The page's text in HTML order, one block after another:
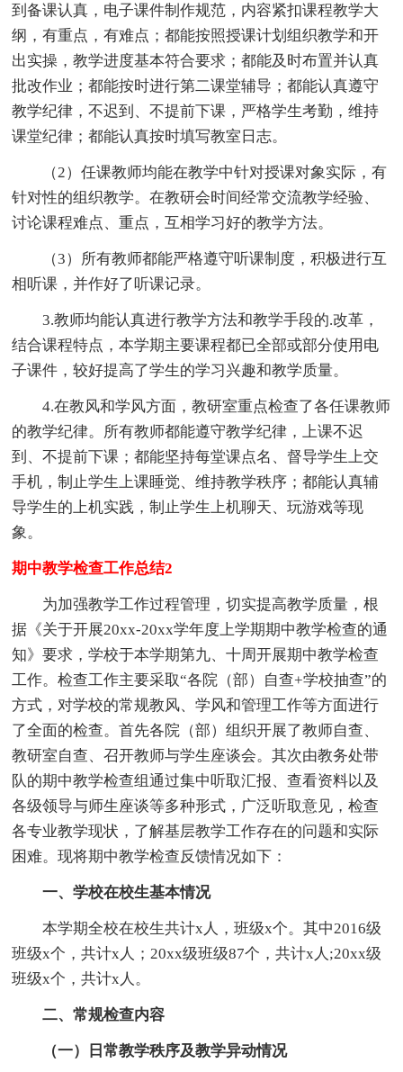
到备课认真，电子课件制作规范，内容紧扣课程教学大
纲，有重点，有难点；都能按照授课计划组织教学和开
出实操，教学进度基本符合要求；都能及时布置并认真
批改作业；都能按时进行第二课堂辅导；都能认真遵守
教学纪律，不迟到、不提前下课，严格学生考勤，维持
课堂纪律；都能认真按时填写教室日志。
（2）任课教师均能在教学中针对授课对象实际，有
针对性的组织教学。在教研会时间经常交流教学经验、
讨论课程难点、重点，互相学习好的教学方法。
（3）所有教师都能严格遵守听课制度，积极进行互
相听课，并作好了听课记录。
3.教师均能认真进行教学方法和教学手段的.改革，
结合课程特点，本学期主要课程都已全部或部分使用电
子课件，较好提高了学生的学习兴趣和教学质量。
4.在教风和学风方面，教研室重点检查了各任课教师
的教学纪律。所有教师都能遵守教学纪律，上课不迟
到、不提前下课；都能坚持每堂课点名、督导学生上交
手机，制止学生上课睡觉、维持教学秩序；都能认真辅
导学生的上机实践，制止学生上机聊天、玩游戏等现
象。
期中教学检查工作总结2
为加强教学工作过程管理，切实提高教学质量，根
据《关于开展20xx-20xx学年度上学期期中教学检查的通
知》要求，学校于本学期第九、十周开展期中教学检查
工作。检查工作主要采取“各院（部）自查+学校抽查”的
方式，对学校的常规教风、学风和管理工作等方面进行
了全面的检查。首先各院（部）组织开展了教师自查、
教研室自查、召开教师与学生座谈会。其次由教务处带
队的期中教学检查组通过集中听取汇报、查看资料以及
各级领导与师生座谈等多种形式，广泛听取意见，检查
各专业教学现状，了解基层教学工作存在的问题和实际
困难。现将期中教学检查反馈情况如下：
一、学校在校生基本情况
本学期全校在校生共计x人，班级x个。其中2016级
班级x个，共计x人；20xx级班级87个，共计x人;20xx级
班级x个，共计x人。
二、常规检查内容
（一）日常教学秩序及教学异动情况